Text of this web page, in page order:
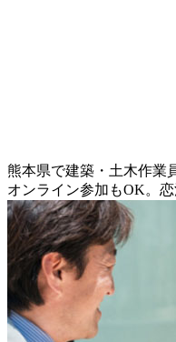
熊本県で建築・土木作業
オンライン参加もOK。